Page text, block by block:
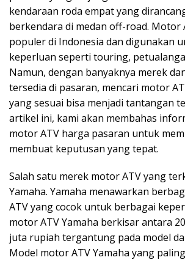
kendaraan roda empat yang
berkendara di medan off-road. Motor
populer di Indonesia dan digunakan
keperluan seperti touring,
Namun, dengan banyaknya merek
tersedia di pasaran, mencari motor
yang sesuai bisa menjadi tantangan
artikel ini, kami akan membahas
motor ATV harga pasaran untuk
membuat keputusan yang tepat.
Salah satu merek motor ATV yang
Yamaha. Yamaha menawarkan
ATV yang cocok untuk berbagai
motor ATV Yamaha berkisar antara
juta rupiah tergantung pada model
Model motor ATV Yamaha yang